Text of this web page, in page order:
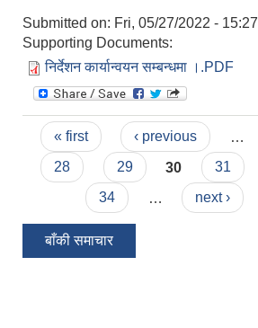
Submitted on: Fri, 05/27/2022 - 15:27
Supporting Documents:
निर्देशन कार्यान्वयन सम्बन्धमा ।.PDF
Pages
« first ‹ previous
28
29 30 31
34
next ›
बाँकी समाचार